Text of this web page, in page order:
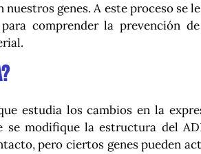
nuestros genes. A este proceso se
comprender la prevención
estudia los cambios en la
se modifique la estructura del
pero ciertos genes pueden